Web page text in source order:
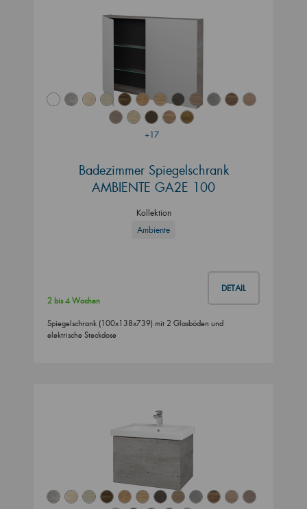
+17
Badezimmer Spiegelschrank
AMBIENTE GA2E 100
Kollektion
Ambiente
DETAIL
2 bis 4 Wochen
Spiegelschrank (100x138x739) mit 2 Glasböden und
elektrische Steckdose